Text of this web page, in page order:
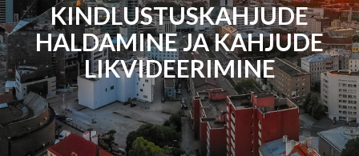
KINDLUSTUSKAHJUDE
HALDAMINE JA KAHJUDE
LIKVIDEERIMINE